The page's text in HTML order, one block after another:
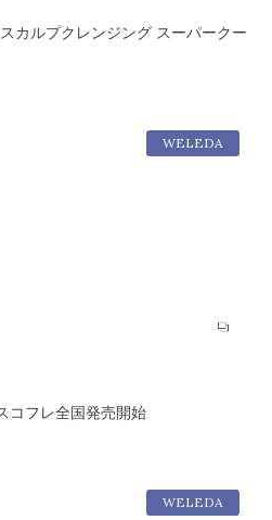
カルプクレンジング スーパークー
WELEDA
コフレ全国発売開始
WELEDA